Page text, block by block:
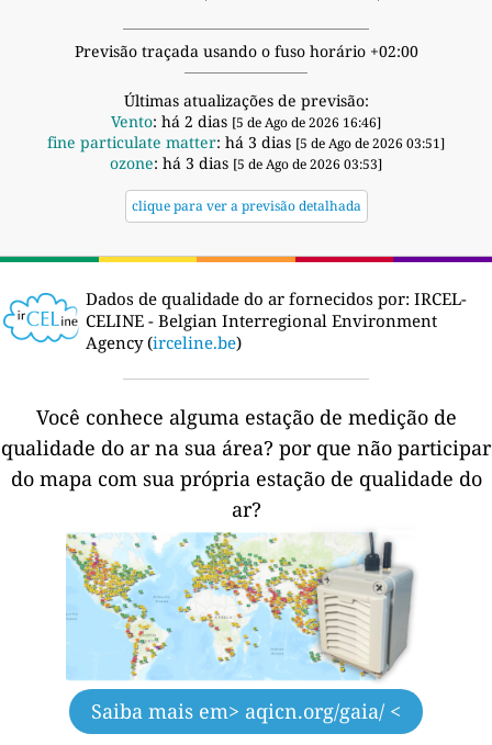
Previsão traçada usando o fuso horário +02:00
Últimas atualizações de previsão:
Vento: há 2 dias [5 de Ago de 2026 16:46]
fine particulate matter: há 3 dias [5 de Ago de 2026 03:51]
ozone: há 3 dias [5 de Ago de 2026 03:53]
clique para ver a previsão detalhada
Dados de qualidade do ar fornecidos por: IRCEL-
CELINE - Belgian Interregional Environment
Agency (irceline.be)
Você conhece alguma estação de medição de
qualidade do ar na sua área? por que não participar
do mapa com sua própria estação de qualidade do
ar?
Saiba mais em> aqicn.org/gaia/ <